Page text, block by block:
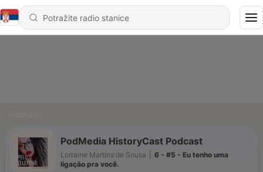
PodMedia HistoryCast Podcast
Lorraine Martins de Sousa
6 - #5 - Eu tenho uma
ligação pra você.